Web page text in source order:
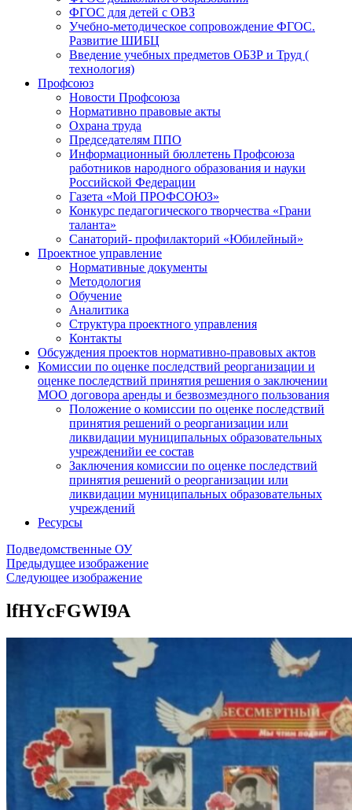
ФГОС для детей с ОВЗ
Учебно-методическое сопровождение ФГОС.
Развитие ШИБЦ
Введение учебных предметов ОБЗР и Труд (
технология)
Профсоюз
Новости Профсоюза
Нормативно правовые акты
Охрана труда
Председателям ППО
Информационный бюллетень Профсоюза
работников народного образования и науки
Российской Федерации
Газета «Мой ПРОФСОЮЗ»
Конкурс педагогического творчества «Грани
таланта»
Санаторий- профилакторий «Юбилейный»
Проектное управление
Нормативные документы
Методология
Обучение
Аналитика
Структура проектного управления
Контакты
Обсуждения проектов нормативно-правовых актов
Комиссии по оценке последствий реорганизации и
оценке последствий принятия решения о заключении
МОО договора аренды и безвозмездного пользования
Положение о комиссии по оценке последствий
принятия решений о реорганизации или
ликвидации муниципальных образовательных
учрежденийи ее состав
Заключения комиссии по оценке последствий
принятия решений о реорганизации или
ликвидации муниципальных образовательных
учреждений
Ресурсы
Подведомственные ОУ
Предыдущее изображение
Следующее изображение
lfHYcFGWI9A